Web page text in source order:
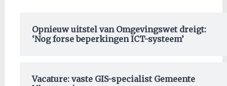
Opnieuw uitstel van Omgevingswet dreigt:
‘Nog forse beperkingen ICT-systeem’
Vacature: vaste GIS-specialist Gemeente